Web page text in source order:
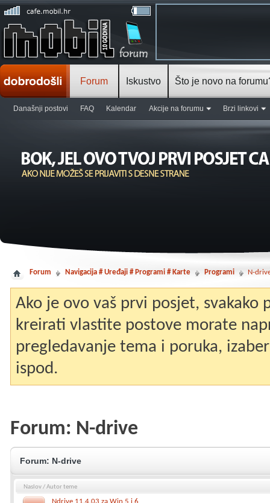
Forum
Današnji postovi FAQ Kalendar Akcije na forumu Brzi linkovi
Iskustvo Što je novo na
Forum Navigacija # Uređaji # Programi # Karte Programi N-
Ako je ovo vaš prvi posjet, svakako
kreirati vlastite postove morate
pregledavanje tema i poruka,
ispod.
Forum: N-drive
Forum: N-drive
Naslov/Autor teme